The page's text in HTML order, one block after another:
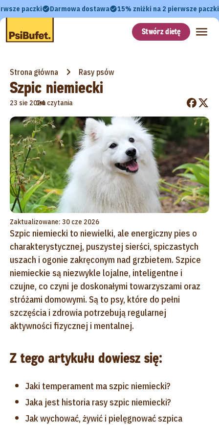
paczki Darmowa dostawa 15% zniżki na 2 pierwsze paczki
Stwórz dietę
Strona główna Rasy psów
Szpic niemiecki
23 sie 2024
•
1m czytania
Zaktualizowane: 30 cze 2026
Szpic niemiecki to niewielki, ale energiczny pies o
charakterystycznej, puszystej sierści, spiczastych
uszach i ogonie zakręconym nad grzbietem. Szpice
niemieckie są niezwykle lojalne, inteligentne i
czujne, co czyni je doskonałymi towarzyszami oraz
stróżami domowymi. Są to psy, które do pełni
szczęścia i zdrowia potrzebują regularnej
aktywności fizycznej i mentalnej.
Z tego artykułu dowiesz się:
Jaki temperament ma szpic niemiecki?
Jaka jest historia rasy szpic niemiecki?
Jak wychować, żywić i pielęgnować szpica